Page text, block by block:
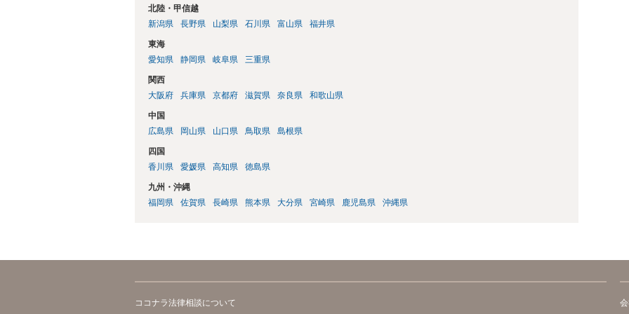
北陸・甲信越
新潟県
長野県 山梨県 石川県 富山県 福井県
東海
愛知県
静岡県 岐阜県 三重県
関西
大阪府
兵庫県 京都府 滋賀県 奈良県 和歌山県
中国
広島県
岡山県 山口県 鳥取県 島根県
四国
香川県
愛媛県 高知県 徳島県
九州・沖縄
福岡県
佐賀県 長崎県 熊本県 大分県 宮崎県 鹿児島県 沖縄県
ココナラ法律相談について